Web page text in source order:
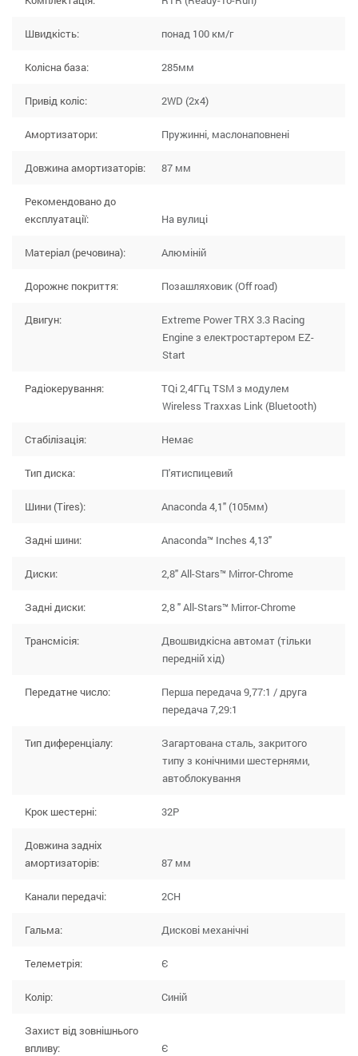
Швидкість: понад 100 км/г
Колісна база: 285мм
Привід коліс: 2WD (2x4)
Амортизатори: Пружинні, маслонаповнені
Довжина амортизаторів: 87 мм
Рекомендовано до
експлуатації:
На вулиці
Матеріал (речовина): Алюміній
Дорожнє покриття: Позашляховик (Off road)
Двигун:
Extreme Power TRX 3.3 Racing
Engine з електростартером EZ-
Start
Радіокерування:
TQi 2,4ГГц TSM з модулем
Wireless Traxxas Link (Bluetooth)
Стабілізація: Немає
Тип диска: П'ятиспицевий
Шини (Tires): Anaconda 4,1" (105мм)
Задні шини: Anaconda™ Inches 4,13"
Диски: 2,8" All-Stars™ Mirror-Chrome
Задні диски: 2,8 " All-Stars™ Mirror-Chrome
Трансмісія:
Двошвидкісна автомат (тільки
передній хід)
Передатне число:
Перша передача 9,77:1 / друга
передача 7,29:1
Тип диференціалу:
Загартована сталь, закритого
типу з конічними шестернями,
автоблокування
Крок шестерні: 32P
Довжина задніх
амортизаторів:
87 мм
Канали передачі: 2CH
Гальма: Дискові механічні
Телеметрія: Є
Колір: Синій
Захист від зовнішнього
впливу:
Є